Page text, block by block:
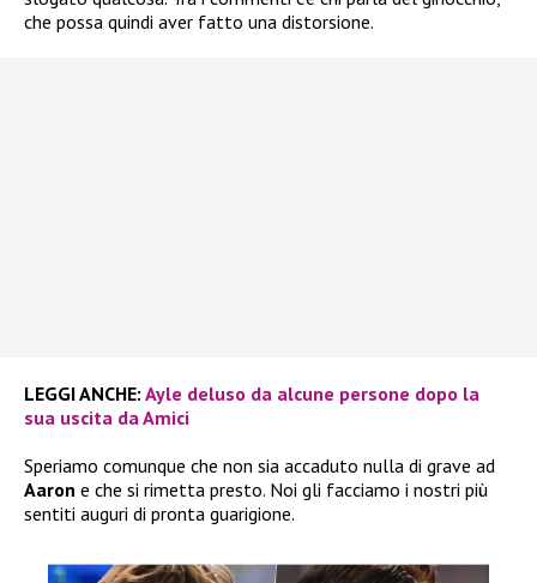
che possa quindi aver fatto una distorsione.
LEGGI ANCHE: Ayle deluso da alcune persone dopo la
sua uscita da Amici
Speriamo comunque che non sia accaduto nulla di grave ad
Aaron e che si rimetta presto. Noi gli facciamo i nostri più
sentiti auguri di pronta guarigione.